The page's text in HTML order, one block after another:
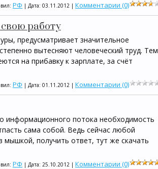
РФ | Дата: 03.11.2012 | Комментарии (0)
работу
предусматривает значительное
вытесняют человеческий труд. Тем
на прибавку к зарплате, за счёт
РФ | Дата: 01.11.2012 | Комментарии (0)
информационного потока необходимость
сама собой. Ведь сейчас любой
получить ответ, тут же скачать
РФ | Дата: 25.10.2012 | Комментарии (0)